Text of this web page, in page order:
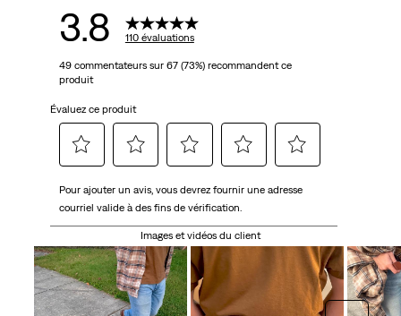
3.8 110 évaluations
49 commentateurs sur 67 (73%) recommandent ce
produit
Évaluez ce produit
pour
évaluer
à
1
étoile.
pour
évaluer
l'article
à
2
étoiles.
pour
évaluer
l'article
à
3
étoiles.
pour
évaluer
l'article
4
étoiles.
pour
étoiles.
Pour ajouter un avis, vous devrez fournir une adresse
courriel valide à des fins de vérification.
Images et vidéos du client